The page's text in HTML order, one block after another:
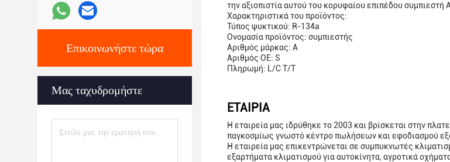
Επικοινωνήστε τώρα
Μας ταχυδρομήστε
την αξιοπιστία αυτού του κορυφαίου επιπέδου συμπιεστή
Χαρακτηριστικά του προϊόντος:
Τύπος ψυκτικού: R-134a
Ονομασία προϊόντος: συμπιεστής
Αριθμός μάρκας: Α
Αριθμός ΟΕ: S
Πληρωμή: L/C T/T
ΕΤΑΙΡΙΑ
Η εταιρεία μας ιδρύθηκε το 2003 και βρίσκεται στην
παγκοσμίως γνωστό κέντρο πωλήσεων και εφοδιασμού
Η εταιρεία μας επικεντρώνεται σε συμπυκνωτές
εξαρτήματα κλιματισμού για αυτοκίνητα, αγροτικά